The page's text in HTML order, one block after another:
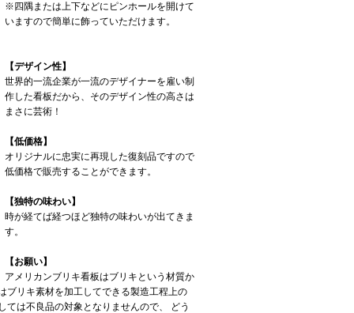
※四隅または上下などにピンホールを開けて
いますので簡単に飾っていただけます。
【デザイン性】
世界的一流企業が一流のデザイナーを雇い制
作した看板だから、そのデザイン性の高さは
まさに芸術！
【低価格】
オリジナルに忠実に再現した復刻品ですので
低価格で販売することができます。
【独特の味わい】
時が経てば経つほど独特の味わいが出てきま
す。
【お願い】
アメリカンブリキ看板はブリキという材質か
ブリキ素材を加工してできる製造工程上の
は不良品の対象となりませんので、 どう